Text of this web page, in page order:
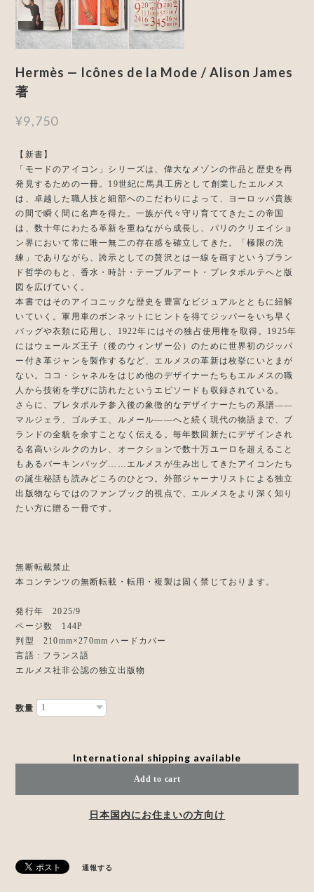
Hermès — Icônes de la Mode / Alison James
著
¥9,750
【新書】
「モードのアイコン」シリーズは、偉大なメゾンの作品と歴史を再
発見するための一冊。19世紀に馬具工房として創業したエルメス
は、卓越した職人技と細部へのこだわりによって、ヨーロッパ貴族
の間で瞬く間に名声を得た。一族が代々守り育ててきたこの帝国
は、数十年にわたる革新を重ねながら成長し、パリのクリエイショ
ン界において常に唯一無二の存在感を確立してきた。「極限の洗
練」でありながら、誇示としての贅沢とは一線を画すというブラン
ド哲学のもと、香水・時計・テーブルアート・プレタポルテへと版
図を広げていく。
本書ではそのアイコニックな歴史を豊富なビジュアルとともに紐解
いていく。軍用車のボンネットにヒントを得てジッパーをいち早く
バッグや衣類に応用し、1922年にはその独占使用権を取得。1925年
にはウェールズ王子（後のウィンザー公）のために世界初のジッパ
ー付き革ジャンを製作するなど、エルメスの革新は枚挙にいとまが
ない。ココ・シャネルをはじめ他のデザイナーたちもエルメスの職
人から技術を学びに訪れたというエピソードも収録されている。
さらに、プレタポルテ参入後の象徴的なデザイナーたちの系譜——
マルジェラ、ゴルチエ、ルメール——へと続く現代の物語まで、ブ
ランドの全貌を余すことなく伝える。毎年数回新たにデザインされ
る名高いシルクのカレ、オークションで数十万ユーロを超えること
もあるバーキンバッグ……エルメスが生み出してきたアイコンたち
の誕生秘話も読みどころのひとつ。外部ジャーナリストによる独立
出版物ならではのファンブック的視点で、エルメスをより深く知り
たい方に贈る一冊です。
無断転載禁止
本コンテンツの無断転載・転用・複製は固く禁じております。
発行年 2025/9
ページ数 144P
判型 210mm×270mm ハードカバー
言語 : フランス語
エルメス社非公認の独立出版物
数量
International shipping available
Add to cart
日本国内にお住まいの方向け
通報する